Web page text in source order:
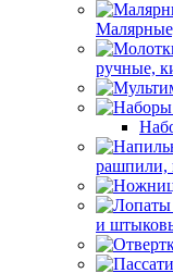
ручные,
рашпили,
и